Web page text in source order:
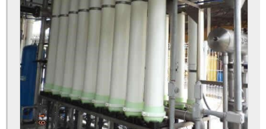
Filtro cartucho osmose reversa
Filtro de alta vazão
Filtro de alta vazão para poço artesiano
Filtro de areia
Filtro de areia e carvão ativado
Filtro de areia tratamento de água